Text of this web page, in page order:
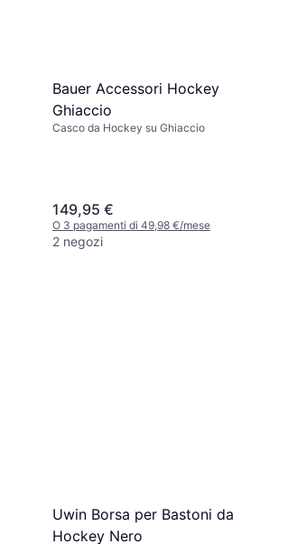
Bauer Accessori Hockey
Ghiaccio
Casco da Hockey su Ghiaccio
149,95 €
O 3 pagamenti di 49,98 €/mese
2 negozi
Uwin Borsa per Bastoni da
Hockey Nero